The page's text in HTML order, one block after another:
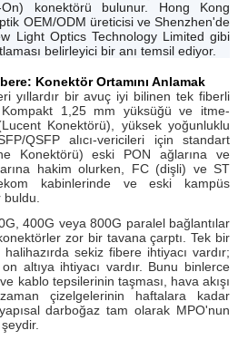
konektörü bulunur. Hong Kong
OEM/ODM üreticisi ve Shenzhen'de
Light Optics Technology Limited gibi
belirleyici bir anı temsil ediyor.
Konektör Ortamını Anlamak
yıllardır bir avuç iyi bilinen tek fiberli
1,25 mm yüksüğü ve itme-
Konektörü), yüksek yoğunluklu
QSFP alıcı-vericileri için standart
Konektörü) eski PON ağlarına ve
hakim olurken, FC (dişli) ve ST
kabinlerinde ve eski kampüs
buldu.
400G veya 800G paralel bağlantılar
zor bir tavana çarptı. Tek bir
halihazırda sekiz fibere ihtiyacı vardır;
altıya ihtiyacı vardır. Bunu binlerce
kablo tepsilerinin taşması, hava akışı
çizelgelerinin haftalara kadar
darboğaz tam olarak MPO'nun